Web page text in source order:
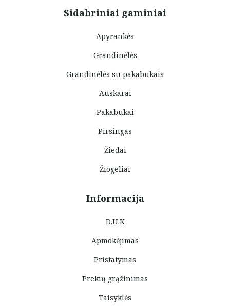
Sidabriniai gaminiai
Apyrankės
Grandinėlės
Grandinėlės su pakabukais
Auskarai
Pakabukai
Pirsingas
Žiedai
Žiogeliai
Informacija
D.U.K
Apmokėjimas
Pristatymas
Prekių grąžinimas
Taisyklės